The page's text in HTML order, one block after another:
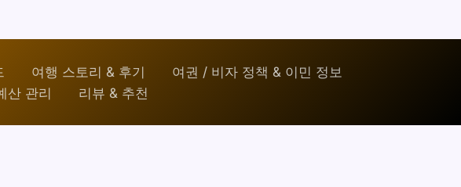
여행 스토리 & 후기
여권 / 비자 정책 & 이민 정보
산 관리 리뷰 & 추천